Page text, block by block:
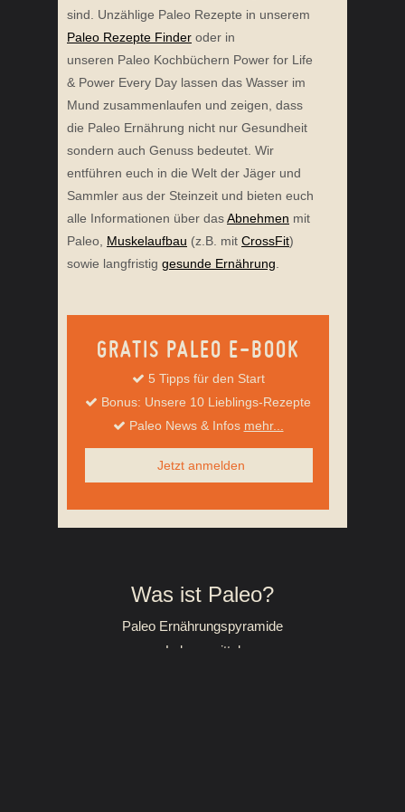
sind. Unzählige Paleo Rezepte in unserem
Paleo Rezepte Finder oder in
unseren Paleo Kochbüchern Power for Life
& Power Every Day lassen das Wasser im
Mund zusammenlaufen und zeigen, dass
die Paleo Ernährung nicht nur Gesundheit
sondern auch Genuss bedeutet. Wir
entführen euch in die Welt der Jäger und
Sammler aus der Steinzeit und bieten euch
alle Informationen über dasAbnehmen mit
Paleo, Muskelaufbau (z.B. mit CrossFit)
sowie langfristig gesunde Ernährung
GRATIS PALEO E-BOOK
5 Tipps für den Start
Bonus: Unsere 10 Lieblings-Rezepte
Paleo News & Infos mehr...
Jetzt anmelden
Was ist Paleo?
Paleo Ernährungspyramide
Lebensmittel